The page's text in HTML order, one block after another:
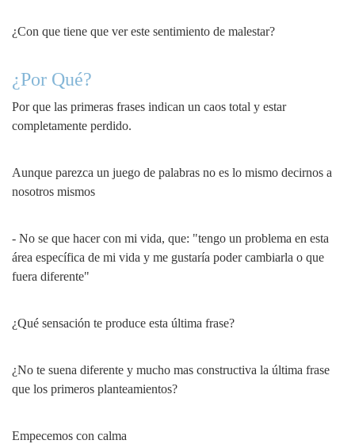
¿Con que tiene que ver este sentimiento de malestar?
¿Por Qué?
Por que las primeras frases indican un caos total y estar
completamente perdido.
Aunque parezca un juego de palabras no es lo mismo decirnos a
nosotros mismos
- No se que hacer con mi vida, que: "tengo un problema en esta
área específica de mi vida y me gustaría poder cambiarla o que
fuera diferente"
¿Qué sensación te produce esta última frase?
¿No te suena diferente y mucho mas constructiva la última frase
que los primeros planteamientos?
Empecemos con calma